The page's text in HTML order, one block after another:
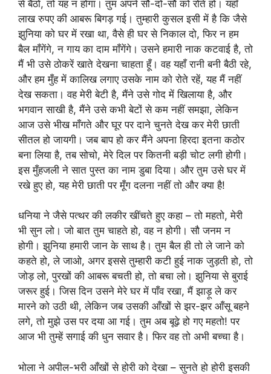
से बैठो, तो यह न होगा। तुम अपने सौ-दो-सौ को रोते हो। यहाँ
लाख रुपए की आबरू बिगड़ गई। तुम्हारी कुसल इसी में है कि जैसे
झुनिया को घर में रखा था, वैसे ही घर से निकाल दो, फिर न हम
बैल माँगेंगे, न गाय का दाम माँगेंगे। उसने हमारी नाक कटवाई है, तो
मैं भी उसे ठोकरें खाते देखना चाहता हूँ। वह यहाँ रानी बनी बैठी रहे,
और हम मुँह में कालिख लगाए उसके नाम को रोते रहें, यह मैं नहीं
देख सकता। वह मेरी बेटी है, मैंने उसे गोद में खिलाया है, और
भगवान साखी है, मैंने उसे कभी बेटों से कम नहीं समझा, लेकिन
आज उसे भीख माँगते और घूर पर दाने चुनते देख कर मेरी छाती
सीतल हो जायगी। जब बाप हो कर मैंने अपना हिरदा इतना कठोर
बना लिया है, तब सोचो, मेरे दिल पर कितनी बड़ी चोट लगी होगी।
इस मुँहजली ने सात पुस्त का नाम डुबा दिया। और तुम उसे घर में
रखे हुए हो, यह मेरी छाती पर मूँग दलना नहीं तो और क्या है!
धनिया ने जैसे पत्थर की लकीर खींचते हुए कहा – तो महतो, मेरी
भी सुन लो। जो बात तुम चाहते हो, वह न होगी। सौ जनम न
होगी। झुनिया हमारी जान के साथ है। तुम बैल ही तो ले जाने को
कहते हो, ले जाओ, अगर इससे तुम्हारी कटी हुई नाक जुड़ती हो, तो
जोड़ लो, पुरखों की आबरू बचती हो, तो बचा लो। झुनिया से बुराई
जरूर हुई। जिस दिन उसने मेरे घर में पाँव रखा, मैं झाड़ू ले कर
मारने को उठी थी, लेकिन जब उसकी आँखों से झर-झर आँसू बहने
लगे, तो मुझे उस पर दया आ गई। तुम अब बूढ़े हो गए महतो! पर
आज भी तुम्हें सगाई की धुन सवार है। फिर वह तो अभी बच्चा है।
भोला ने अपील-भरी आँखों से होरी को देखा – सुनते हो होरी इसकी